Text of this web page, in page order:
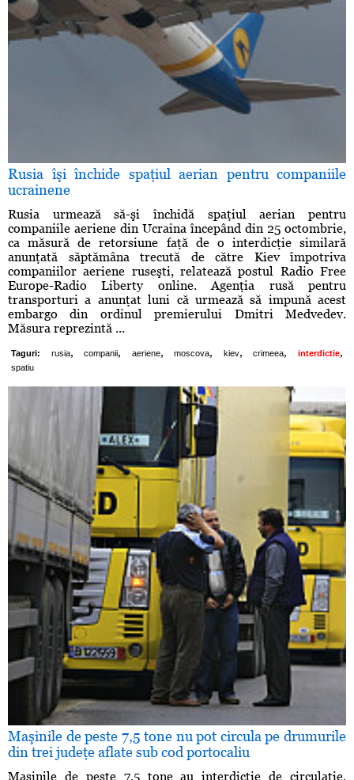
Rusia îşi închide spaţiul aerian pentru companiile
ucrainene
Rusia urmează să-şi închidă spaţiul aerian pentru
companiile aeriene din Ucraina începând din 25 octombrie,
ca măsură de retorsiune faţă de o interdicţie similară
anunţată săptămâna trecută de către Kiev împotriva
companiilor aeriene ruseşti, relatează postul Radio Free
Europe-Radio Liberty online. Agenţia rusă pentru
transporturi a anunţat luni că urmează să impună acest
embargo din ordinul premierului Dmitri Medvedev.
Măsura reprezintă ...
Taguri: rusia, companii, aeriene, moscova, kiev, crimeea, interdictie,
spatiu
Maşinile de peste 7,5 tone nu pot circula pe drumurile
din trei judeţe aflate sub cod portocaliu
Maşinile de peste 7,5 tone au interdicţie de circulaţie,